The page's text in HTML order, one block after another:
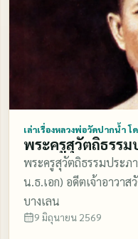
เล่าเรื่องหลวงพ่อวัดปากน้ำ
พระครูสุวัตถิธรรม
พระครูสุวัตถิธรรมประภ
น.ธ.เอก) อดีตเจ้าอาวา
บางเลน
9 มิถุนายน 2569